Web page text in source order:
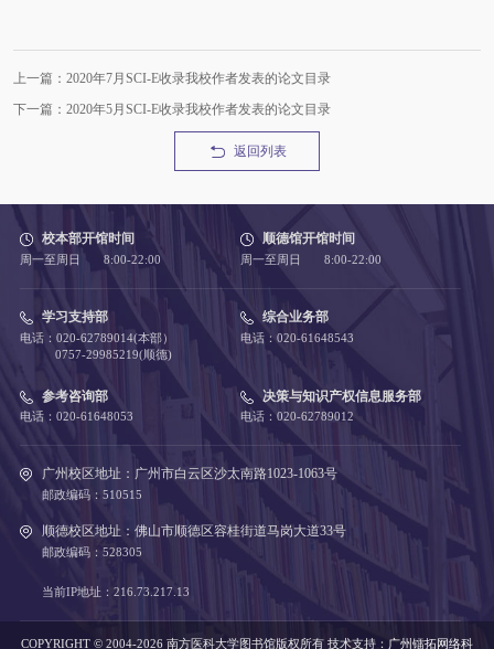
上一篇：2020年7月SCI-E收录我校作者发表的论文目录
下一篇：2020年5月SCI-E收录我校作者发表的论文目录
返回列表
校本部开馆时间
周一至周日 8:00-22:00
顺德馆开馆时间
周一至周日 8:00-22:00
学习支持部
电话：020-62789014(本部）
0757-29985219(顺德)
综合业务部
电话：020-61648543
参考咨询部
电话：020-61648053
决策与知识产权信息服务部
电话：020-62789012
广州校区地址：广州市白云区沙太南路1023-1063号
邮政编码：510515
顺德校区地址：佛山市顺德区容桂街道马岗大道33号
邮政编码：528305
当前IP地址：216.73.217.13
COPYRIGHT © 2004-2026 南方医科大学图书馆版权所有 技术支持： 广州镭拓网络科